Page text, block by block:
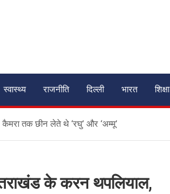
स्वास्थ्य राजनीति दिल्ली भारत शिक्षा
तक छीन लेते थे ‘रघु’ और ‘अम्‍मू’
के करन थपलियाल,